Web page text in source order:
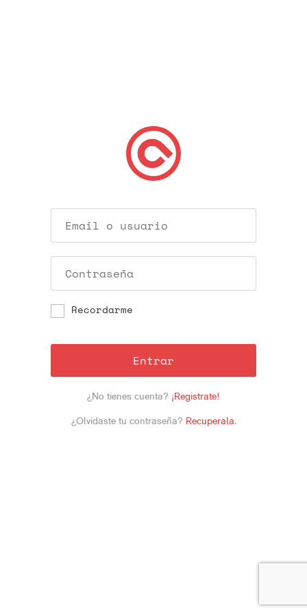
Recordarme
Entrar
¿No tienes cuenta? ¡Registrate!
¿Olvidaste tu contraseña? Recuperala.